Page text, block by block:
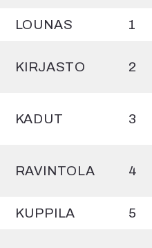
LOUNAS 1
KIRJASTO 2
KADUT 3
RAVINTOLA 4
KUPPILA 5